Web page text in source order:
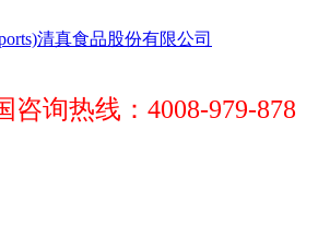
咨询热线：4008-979-878